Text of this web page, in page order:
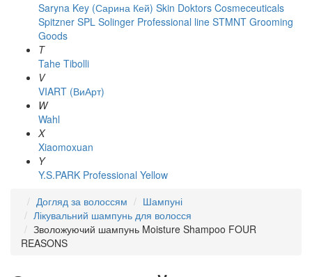
Saryna Key (Сарина Кей) Skin Doktors Cosmeceuticals
Spitzner SPL Solinger Professional line STMNT Grooming
Goods
T
Tahe Tibolli
V
VIART (ВиАрт)
W
Wahl
X
Xiaomoxuan
Y
Y.S.PARK Professional Yellow
Догляд за волоссям
Шампуні
Лікувальний шампунь для волосся
Зволожуючий шампунь Moisture Shampoo FOUR
REASONS